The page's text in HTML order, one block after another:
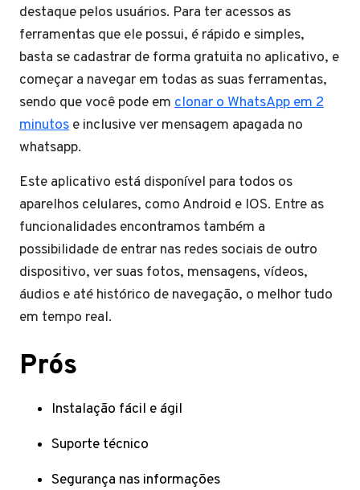
destaque pelos usuários. Para ter acessos as
ferramentas que ele possui, é rápido e simples,
basta se cadastrar de forma gratuita no aplicativo, e
começar a navegar em todas as suas ferramentas,
sendo que você pode em clonar o WhatsApp em 2
minutos e inclusive ver mensagem apagada no
whatsapp.
Este aplicativo está disponível para todos os
aparelhos celulares, como Android e IOS. Entre as
funcionalidades encontramos também a
possibilidade de entrar nas redes sociais de outro
dispositivo, ver suas fotos, mensagens, vídeos,
áudios e até histórico de navegação, o melhor tudo
em tempo real.
Prós
Instalação fácil e ágil
Suporte técnico
Segurança nas informações